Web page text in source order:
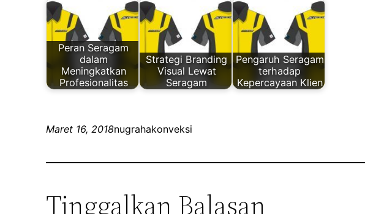
Peran Seragam
dalam
Meningkatkan
Profesionalitas
Strategi Branding
Visual Lewat
Seragam
Pengaruh Seragam
terhadap
Kepercayaan Klien
Maret 16, 2018nugrahakonveksi
Tinggalkan Balasan